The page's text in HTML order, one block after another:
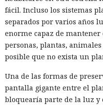
fácil. Incluso los sistemas
separados por varios años
enorme capaz de mantener
personas, plantas,
posible que no exista un
Una de las formas de
pantalla gigante entre el
bloquearía parte de la luz